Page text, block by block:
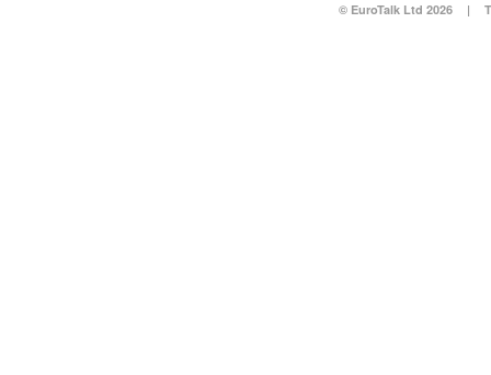
© EuroTalk Ltd 2026 |